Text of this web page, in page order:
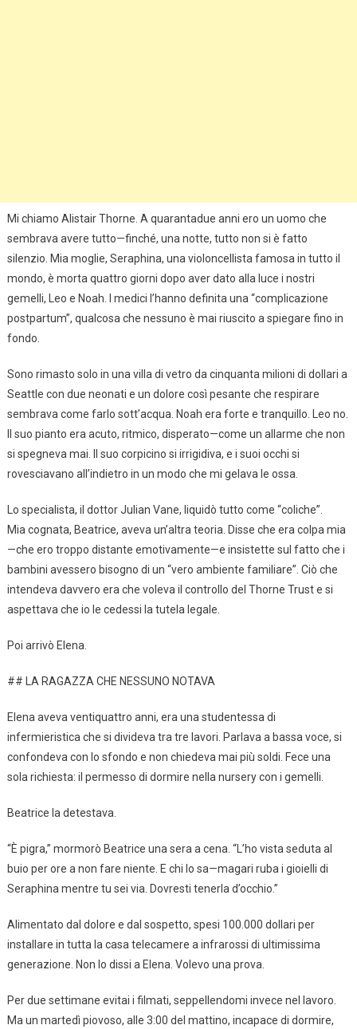
Mi chiamo Alistair Thorne. A quarantadue anni ero un uomo che
sembrava avere tutto—finché, una notte, tutto non si è fatto
silenzio. Mia moglie, Seraphina, una violoncellista famosa in tutto il
mondo, è morta quattro giorni dopo aver dato alla luce i nostri
gemelli, Leo e Noah. I medici l’hanno definita una “complicazione
postpartum”, qualcosa che nessuno è mai riuscito a spiegare fino in
fondo.
Sono rimasto solo in una villa di vetro da cinquanta milioni di dollari a
Seattle con due neonati e un dolore così pesante che respirare
sembrava come farlo sott’acqua. Noah era forte e tranquillo. Leo no.
Il suo pianto era acuto, ritmico, disperato—come un allarme che non
si spegneva mai. Il suo corpicino si irrigidiva, e i suoi occhi si
rovesciavano all’indietro in un modo che mi gelava le ossa.
Lo specialista, il dottor Julian Vane, liquidò tutto come “coliche”.
Mia cognata, Beatrice, aveva un’altra teoria. Disse che era colpa mia
—che ero troppo distante emotivamente—e insistette sul fatto che i
bambini avessero bisogno di un “vero ambiente familiare”. Ciò che
intendeva davvero era che voleva il controllo del Thorne Trust e si
aspettava che io le cedessi la tutela legale.
Poi arrivò Elena.
## LA RAGAZZA CHE NESSUNO NOTAVA
Elena aveva ventiquattro anni, era una studentessa di
infermieristica che si divideva tra tre lavori. Parlava a bassa voce, si
confondeva con lo sfondo e non chiedeva mai più soldi. Fece una
sola richiesta: il permesso di dormire nella nursery con i gemelli.
Beatrice la detestava.
“È pigra,” mormorò Beatrice una sera a cena. “L’ho vista seduta al
buio per ore a non fare niente. E chi lo sa—magari ruba i gioielli di
Seraphina mentre tu sei via. Dovresti tenerla d’occhio.”
Alimentato dal dolore e dal sospetto, spesi 100.000 dollari per
installare in tutta la casa telecamere a infrarossi di ultimissima
generazione. Non lo dissi a Elena. Volevo una prova.
Per due settimane evitai i filmati, seppellendomi invece nel lavoro.
Ma un martedì piovoso, alle 3:00 del mattino, incapace di dormire,